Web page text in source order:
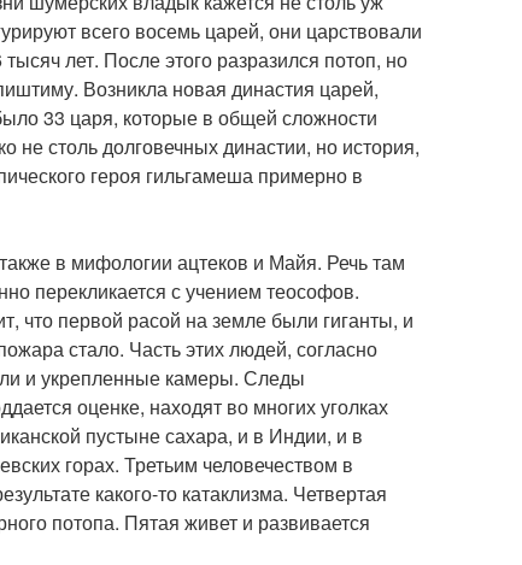
всего восемь царей, они царствовали
лет. После этого разразился потоп, но
Возникла новая династия царей,
33 царя, которые в общей сложности
не столь долговечных династии, но история,
героя гильгамеша примерно в
в мифологии ацтеков и Майя. Речь там
перекликается с учением теософов.
что первой расой на земле были гиганты, и
стало. Часть этих людей, согласно
и укрепленные камеры. Следы
оценке, находят во многих уголках
пустыне сахара, и в Индии, и в
горах. Третьим человечеством в
какого-то катаклизма. Четвертая
потопа. Пятая живет и развивается